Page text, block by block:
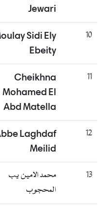
Jewari
Moulay Sidi Ely
Ebeity
Cheikhna
Mohamed El
Abd Matella
Abbe Laghdaf
Meilid
محمد الامين يب
المحجوب